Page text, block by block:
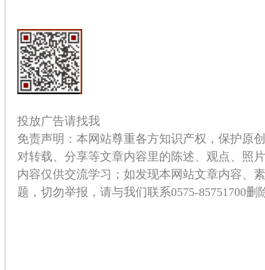
投放广告请找我
免责声明：本网站尊重各方知识产权，保护原
对转载、分享等文章内容里的陈述、观点、照
内容仅供交流学习；如发现本网站文章内容、
题，切勿举报，请与我们联系0575-85751700删